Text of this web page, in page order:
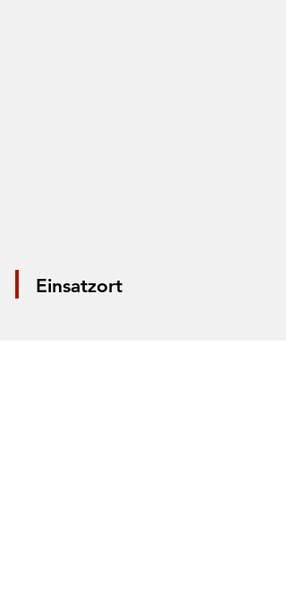
Einsatzort